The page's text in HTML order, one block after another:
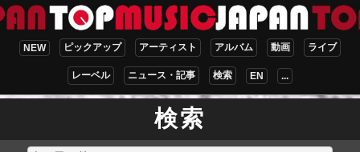
NEW ピックアップ アーティスト アルバム 動画 ライブ
レーベル ニュース・記事 検索 EN ...
検索